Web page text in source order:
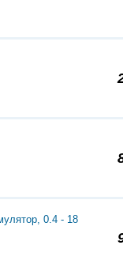
0.4 - 18